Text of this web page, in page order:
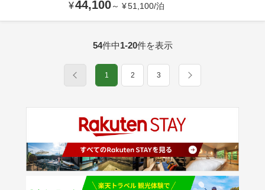
¥44,100～ ¥51,100/泊
54件中1-20件を表示
1 2 3